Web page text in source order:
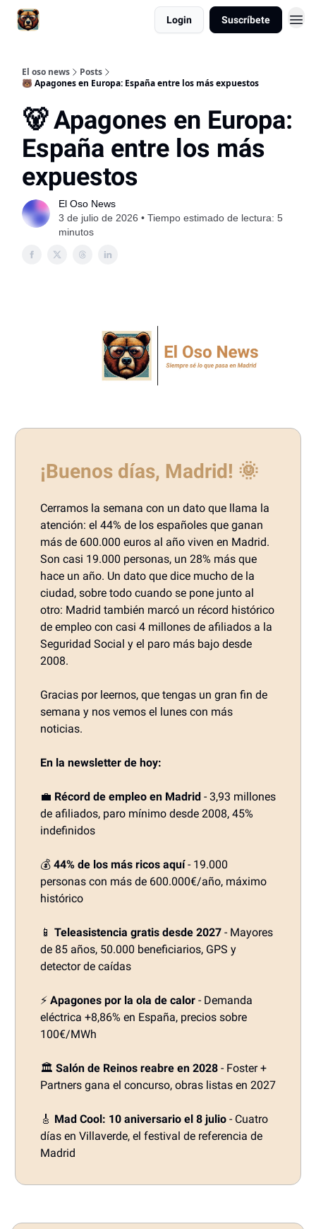
Login Suscríbete
El oso news
Posts
🐻 Apagones en Europa: España entre los más expuestos
🐻 Apagones en Europa:
España entre los más
expuestos
El Oso News
3 de julio de 2026 • Tiempo estimado de lectura: 5
minutos
¡Buenos días, Madrid! 🌞
Cerramos la semana con un dato que llama la
atención: el 44% de los españoles que ganan
más de 600.000 euros al año viven en Madrid.
Son casi 19.000 personas, un 28% más que
hace un año. Un dato que dice mucho de la
ciudad, sobre todo cuando se pone junto al
otro: Madrid también marcó un récord histórico
de empleo con casi 4 millones de afiliados a la
Seguridad Social y el paro más bajo desde
2008.
Gracias por leernos, que tengas un gran fin de
semana y nos vemos el lunes con más
noticias.
En la newsletter de hoy:
💼 Récord de empleo en Madrid - 3,93 millones
de afiliados, paro mínimo desde 2008, 45%
indefinidos
💰 44% de los más ricos aquí- 19.000
personas con más de 600.000€/año, máximo
histórico
📱 Teleasistencia gratis desde 2027 - Mayores
de 85 años, 50.000 beneficiarios, GPS y
detector de caídas
⚡ Apagones por la ola de calor - Demanda
eléctrica +8,86% en España, precios sobre
100€/MWh
🏛️ Salón de Reinos reabre en 2028 - Foster +
Partners gana el concurso, obras listas en 2027
🎸 Mad Cool: 10 aniversario el 8 julio - Cuatro
días en Villaverde, el festival de referencia de
Madrid